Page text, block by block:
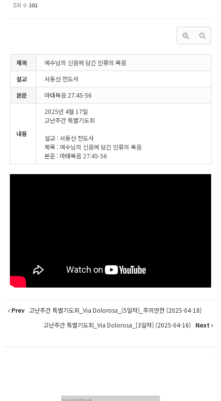
조회 수 101
제목
예수님의 신음에 담긴 인류의 복음
설교
서동선 전도사
본문
마태복음 27:45-56
내용
2025년 4월 17일
고난주간 특별기도회
설교 : 서동선 전도사
제목 : 예수님의 신음에 담긴 인류의 복음
본문 : 마태복음 27:45-56
Prev 고난주간 특별기도회_Via Dolorosa_[5일차]_주의만찬 (2025-04-18)
고난주간 특별기도회_Via Dolorosa_[3일차] (2025-04-16)
Next